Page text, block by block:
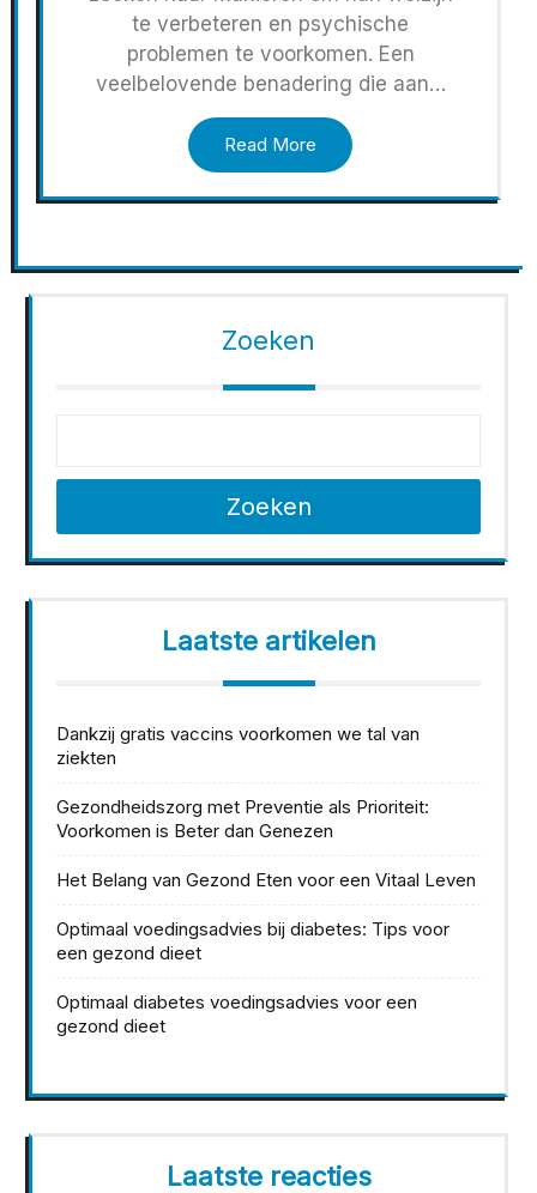
te verbeteren en psychische
problemen te voorkomen. Een
veelbelovende benadering die aan…
Read More
Zoeken
Zoeken
Laatste artikelen
Dankzij gratis vaccins voorkomen we tal van
ziekten
Gezondheidszorg met Preventie als Prioriteit:
Voorkomen is Beter dan Genezen
Het Belang van Gezond Eten voor een Vitaal Leven
Optimaal voedingsadvies bij diabetes: Tips voor
een gezond dieet
Optimaal diabetes voedingsadvies voor een
gezond dieet
Laatste reacties